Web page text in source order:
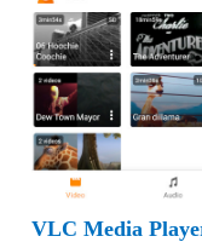
VLC Media